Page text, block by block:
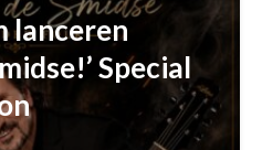
lanceren
Special